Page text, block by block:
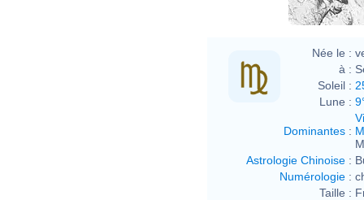
Née le :
à :
Soleil :
Lune :
Dominantes :
Astrologie Chinoise :
Numérologie :
Taille :